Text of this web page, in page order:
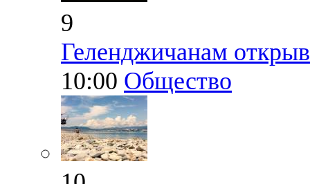
9
Геленджичанам
10:00 Общество